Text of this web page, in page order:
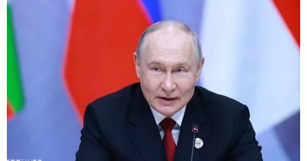
Tiêu hủy lô hàng hóa trị giá hơn 3 tỷ đồng. (Ảnh: Đức
Thọ/TTXVN)
Ngày 30/12, Cục Quản lý thị trường Quảng Bình
đã tổ chức tiêu hủy tài sản là tang vật vi phạm